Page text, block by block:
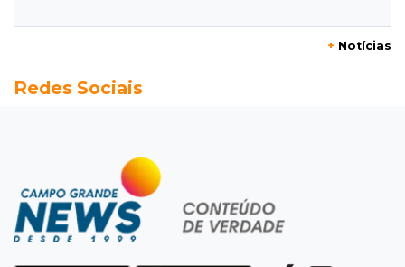
Nova lei pune deepfakes sexuais com crianças
Quatro carros
Idoso sofre mal súbito enquanto dirigia e
provoca engavetamento na Mascarenhas
+ Notícias
Redes Sociais